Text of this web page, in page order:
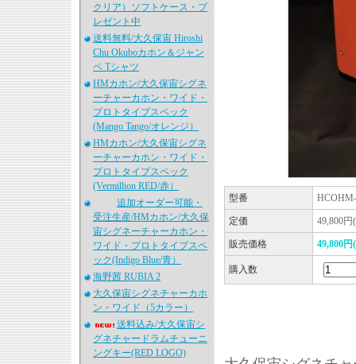
クリア）ソフトケース・プ
レゼント中
送料無料/大久保宙 Hiroshi
Chu Okuboカホン＆ジャン
ベ Tシャツ
HMカホン/大久保宙シグネ
ーチャーカホン・ワイド・
プロトタイプスペック
(Mango Tango/オレンジ）
HMカホン/大久保宙シグネ
ーチャーカホン・ワイド・
プロトタイプスペック
(Vermillion RED/赤）
追加オーダー可能・
受注生産/HMカホン/大久保
宙シグネーチャーカホン・
ワイド・プロトタイプスペ
ック(Indigo Blue/青）
海野茜 RUBIA 2
大久保宙シグネチャーカホ
ン・ワイド（5カラー）
送料込み/大久保宙シ
グネチャードラムチューニ
ングキー(RED LOGO)
型番
定価 49,800円
販売価格 49,800円
購入数